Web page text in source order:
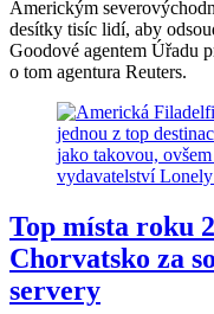
Americkým
desítky tisíc lidí, aby
Goodové agentem Úřadu
o tom agentura Reuters.
Top místa roku
Chorvatsko za
servery